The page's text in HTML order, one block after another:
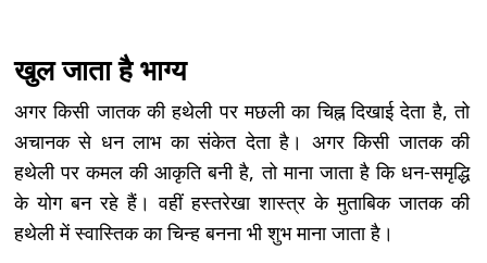
खुल जाता है भाग्य
अगर किसी जातक की हथेली पर मछली का चिह्न दिखाई देता है, तो
अचानक से धन लाभ का संकेत देता है। अगर किसी जातक की
हथेली पर कमल की आकृति बनी है, तो माना जाता है कि धन-समृद्धि
के योग बन रहे हैं। वहीं हस्तरेखा शास्त्र के मुताबिक जातक की
हथेली में स्वास्तिक का चिन्ह बनना भी शुभ माना जाता है।